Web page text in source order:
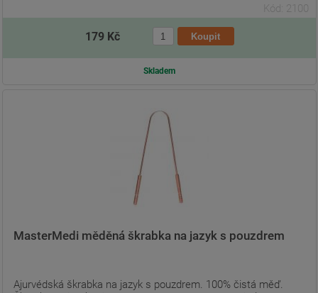
Kód: 2100
179 Kč
Skladem
MasterMedi měděná škrabka na jazyk s pouzdrem
Ajurvédská škrabka na jazyk s pouzdrem. 100% čistá měď.